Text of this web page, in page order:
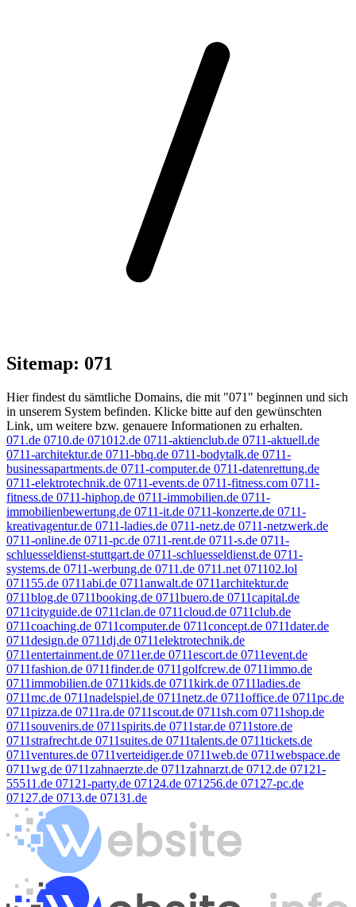
Sitemap: 071
Hier findest du sämtliche Domains, die mit "071" beginnen und sich
in unserem System befinden. Klicke bitte auf den gewünschten
Link, um weitere bzw. genauere Informationen zu erhalten.
071.de 0710.de 071012.de 0711-aktienclub.de 0711-aktuell.de
0711-architektur.de 0711-bbq.de 0711-bodytalk.de 0711-
businessapartments.de 0711-computer.de 0711-datenrettung.de
0711-elektrotechnik.de 0711-events.de 0711-fitness.com 0711-
fitness.de 0711-hiphop.de 0711-immobilien.de 0711-
immobilienbewertung.de 0711-it.de 0711-konzerte.de 0711-
kreativagentur.de 0711-ladies.de 0711-netz.de 0711-netzwerk.de
0711-online.de 0711-pc.de 0711-rent.de 0711-s.de 0711-
schluesseldienst-stuttgart.de 0711-schluesseldienst.de 0711-
systems.de 0711-werbung.de 0711.de 0711.net 071102.lol
071155.de 0711abi.de 0711anwalt.de 0711architektur.de
0711blog.de 0711booking.de 0711buero.de 0711capital.de
0711cityguide.de 0711clan.de 0711cloud.de 0711club.de
0711coaching.de 0711computer.de 0711concept.de 0711dater.de
0711design.de 0711dj.de 0711elektrotechnik.de
0711entertainment.de 0711er.de 0711escort.de 0711event.de
0711fashion.de 0711finder.de 0711golfcrew.de 0711immo.de
0711immobilien.de 0711kids.de 0711kirk.de 0711ladies.de
0711mc.de 0711nadelspiel.de 0711netz.de 0711office.de 0711pc.de
0711pizza.de 0711ra.de 0711scout.de 0711sh.com 0711shop.de
0711souvenirs.de 0711spirits.de 0711star.de 0711store.de
0711strafrecht.de 0711suites.de 0711talents.de 0711tickets.de
0711ventures.de 0711verteidiger.de 0711web.de 0711webspace.de
0711wg.de 0711zahnaerzte.de 0711zahnarzt.de 0712.de 07121-
55511.de 07121-party.de 07124.de 071256.de 07127-pc.de
07127.de 0713.de 07131.de